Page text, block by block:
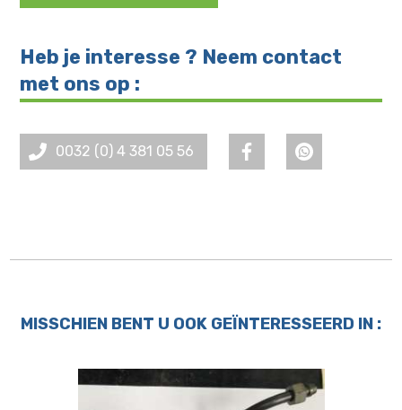
Heb je interesse ? Neem contact
met ons op :
0032 (0) 4 381 05 56
MISSCHIEN BENT U OOK GEÏNTERESSEERD IN :